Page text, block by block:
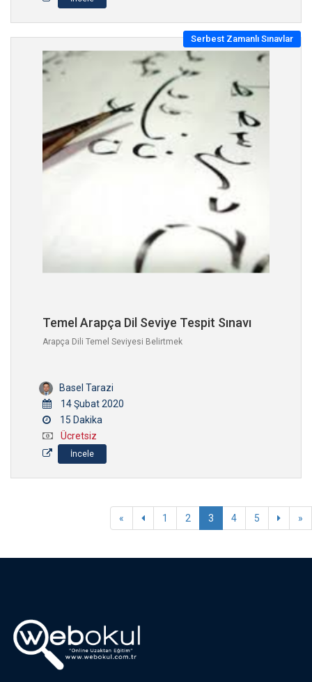
Temel Arapça Dil Seviye Tespit Sınavı
Arapça Dili Temel Seviyesi Belirtmek
Basel Tarazi
14 Şubat 2020
15 Dakika
Ücretsiz
İncele
Serbest Zamanlı Sınavlar
« 1 2 3 4 5 »